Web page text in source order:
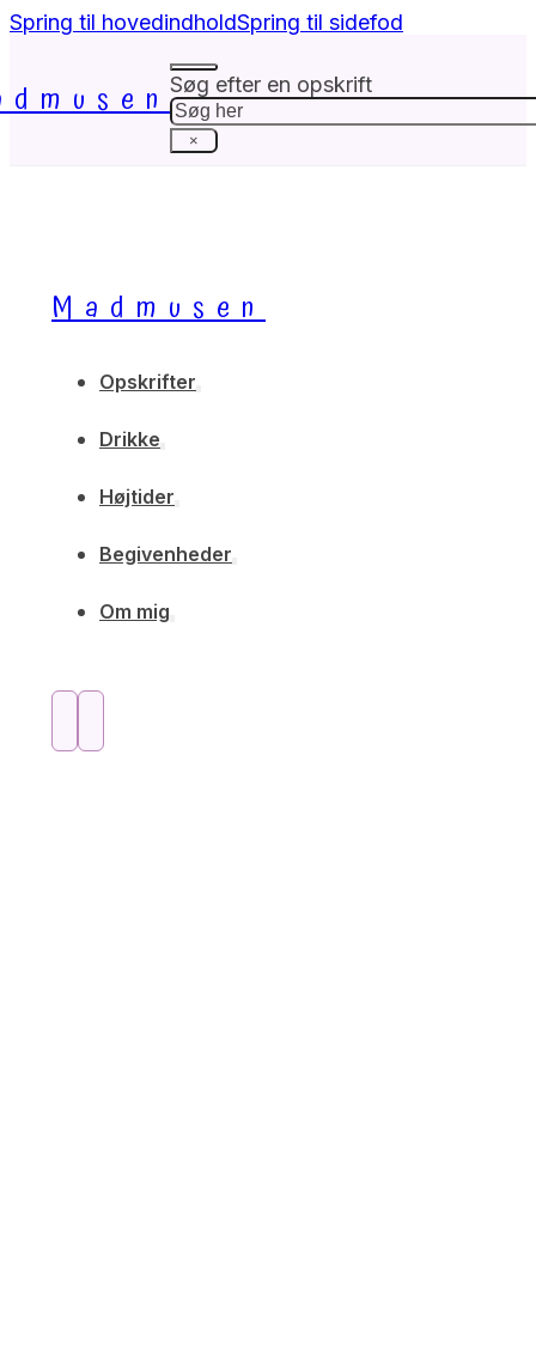
Spring til hovedindholdSpring til sidefod
Søg efter en opskrift
Søg
×
Madmusen
Opskrifter
Drikke
Højtider
Begivenheder
Om mig